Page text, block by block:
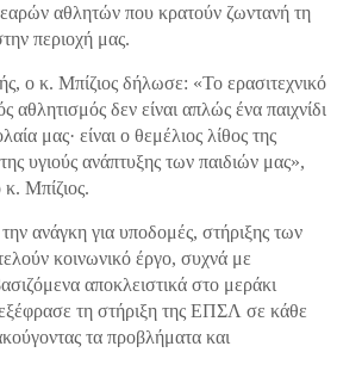
αθλητών που κρατούν ζωντανή τη
περιοχή μας.
ο κ. Μπίζιος δήλωσε: «Το ερασιτεχνικό
αθλητισμός δεν είναι απλώς ένα παιχνίδι
μας· είναι ο θεμέλιος λίθος της
υγιούς ανάπτυξης των παιδιών μας»,
κ. Μπίζιος.
ανάγκη για υποδομές, στήριξης των
κοινωνικό έργο, συχνά με
αποκλειστικά στο μεράκι
τη στήριξη της ΕΠΣΛ σε κάθε
τα προβλήματα και